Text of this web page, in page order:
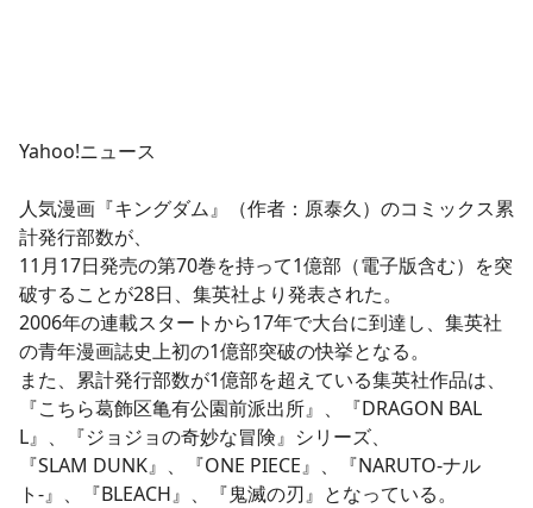
Yahoo!ニュース
人気漫画『キングダム』（作者：原泰久）のコミックス累
計発行部数が、
11月17日発売の第70巻を持って1億部（電子版含む）を突
破することが28日、集英社より発表された。
2006年の連載スタートから17年で大台に到達し、集英社
の青年漫画誌史上初の1億部突破の快挙となる。
また、累計発行部数が1億部を超えている集英社作品は、
『こちら葛飾区亀有公園前派出所』、『DRAGON BAL
L』、『ジョジョの奇妙な冒険』シリーズ、
『SLAM DUNK』、『ONE PIECE』、『NARUTO-ナル
ト-』、『BLEACH』、『鬼滅の刃』となっている。